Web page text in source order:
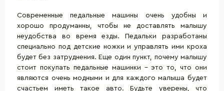
Современные педальные машины очень удобны и
хорошо продуманны, чтобы не доставлять малышу
неудобства во время езды. Педальки разработаны
специально под детские ножки и управлять ими кроха
будет без затруднения. Еще один пункт, почему малышу
стоит покупать педальные машинки – это то, что они
являются очень модными и для каждого малыша будет
счастьем иметь такое авто. Будьте уверены, что